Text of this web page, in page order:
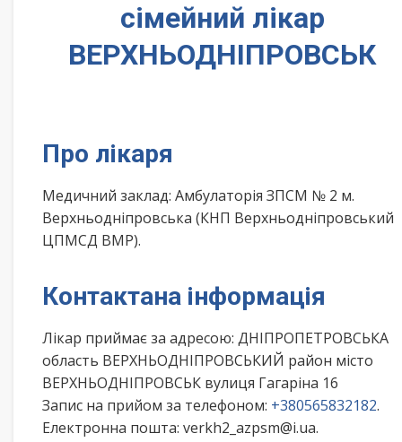
сімейний лікар
ВЕРХНЬОДНІПРОВСЬК
Про лікаря
Медичний заклад: Амбулаторія ЗПСМ № 2 м.
Верхньодніпровська (КНП Верхньодніпровський
ЦПМСД ВМР).
Контактана інформація
Лікар приймає за адресою: ДНІПРОПЕТРОВСЬКА
область ВЕРХНЬОДНІПРОВСЬКИЙ район місто
ВЕРХНЬОДНІПРОВСЬК вулиця Гагаріна 16
Запис на прийом за телефоном: +380565832182.
Електронна пошта: verkh2_azpsm@i.ua.